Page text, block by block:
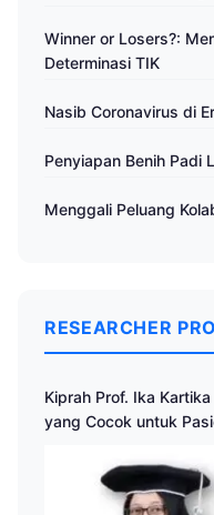
Winner or Losers?:
Determinasi TIK
Nasib Coronavirus di
Penyiapan Benih Padi
Menggali Peluang
RESEARCHER
Kiprah Prof. Ika
yang Cocok untuk